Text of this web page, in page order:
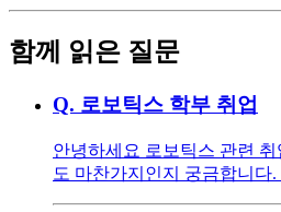
함께 읽은 질문
Q. 로보틱스 학부 취업
안녕하세요 로보틱스 관련
도 마찬가지인지 궁금합니다